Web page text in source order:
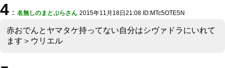
4 ： 名無しのまとぷらさん 2015年11月18日21:08 ID:MTc5OTE5N
赤おでんとヤマタケ持ってない自分はシヴァドラにいれて
ます＞ウリエル